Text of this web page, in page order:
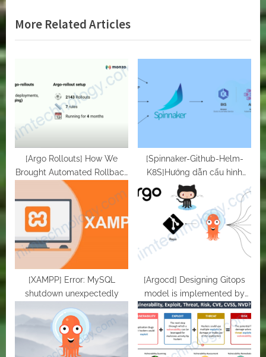
o
u
o
t
t
P
More Related Articles
[Argo Rollouts] How We
Brought Automated Rollback
to 2100+ Micro-serv…
[Spinnaker-Github-Helm-
K8S]Hướng dẫn cấu hình
Spinnaker deploy lên
kubernetes dựa vào Helm
[XAMPP] Error: MySQL
shutdown unexpectedly
[Argocd] Designing Gitops
model is implemented by
argocd